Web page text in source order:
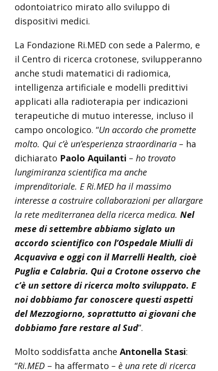
odontoiatrico mirato allo sviluppo di
dispositivi medici.
La Fondazione Ri.MED con sede a Palermo, e
il Centro di ricerca crotonese, svilupperanno
anche studi matematici di radiomica,
intelligenza artificiale e modelli predittivi
applicati alla radioterapia per indicazioni
terapeutiche di mutuo interesse, incluso il
campo oncologico. “Un accordo che promette
molto. Qui c’è un’esperienza straordinaria – ha
dichiarato Paolo Aquilanti – ho trovato
lungimiranza scientifica ma anche
imprenditoriale. E Ri.MED ha il massimo
interesse a costruire collaborazioni per allargare
la rete mediterranea della ricerca medica. Nel
mese di settembre abbiamo siglato un
accordo scientifico con l’Ospedale Miulli di
Acquaviva e oggi con il Marrelli Health, cioè
Puglia e Calabria. Qui a Crotone osservo che
c’è un settore di ricerca molto sviluppato. E
noi dobbiamo far conoscere questi aspetti
del Mezzogiorno, soprattutto ai giovani che
dobbiamo fare restare al Sud”.
Molto soddisfatta anche Antonella Stasi:
“Ri.MED – ha affermato – è una rete di ricerca